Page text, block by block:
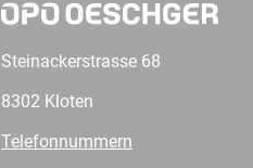
Steinackerstrasse 68
8302 Kloten
Telefonnummern